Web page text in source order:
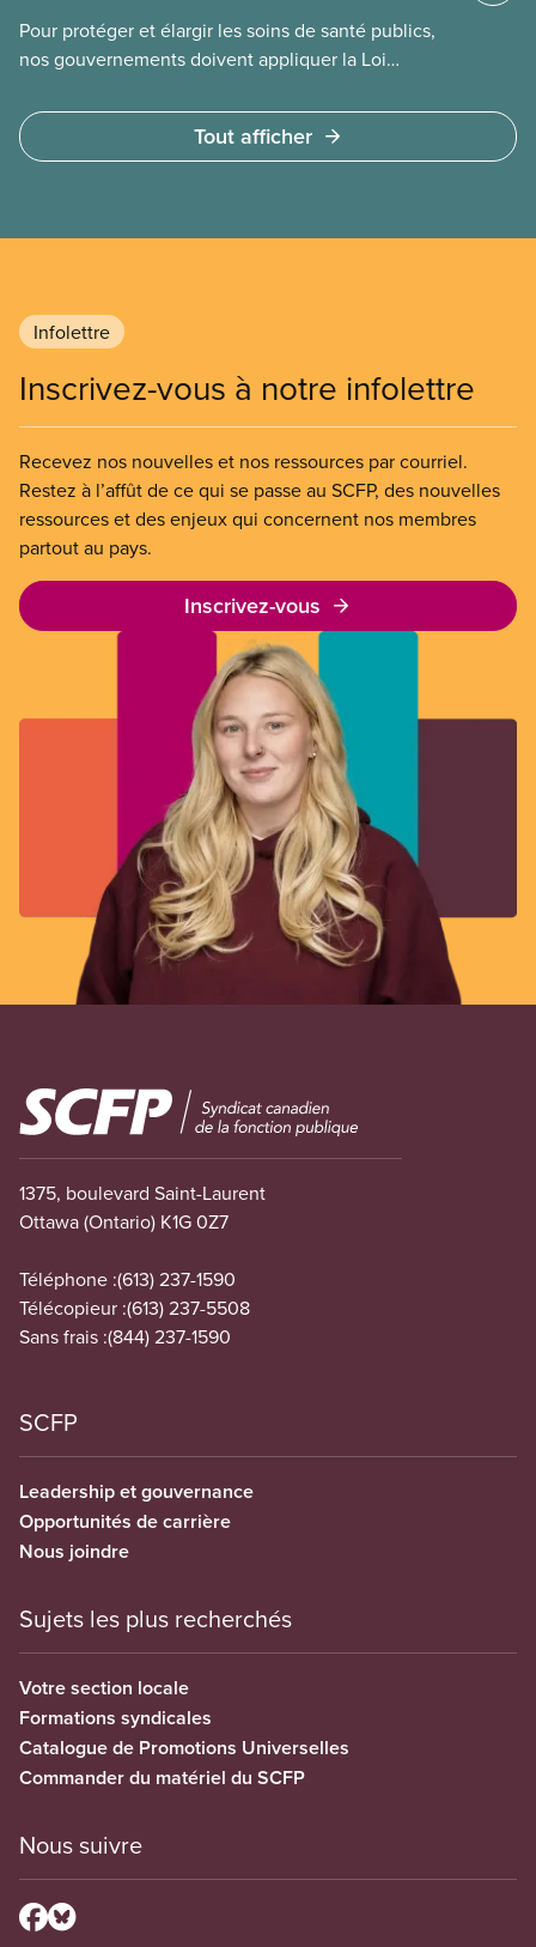
Pour protéger et élargir les soins de santé publics,
nos gouvernements doivent appliquer la Loi
à des services privés à but lucratif. L’accès aux
soins doit dépendre des besoins médicaux, pas de
Tout afficher
Infolettre
Inscrivez-vous à notre infolettre
Recevez nos nouvelles et nos ressources par courriel.
Restez à l’affût de ce qui se passe au SCFP, des nouvelles
ressources et des enjeux qui concernent nos membres
partout au pays.
Inscrivez-vous
Image
1375, boulevard Saint-Laurent
Ottawa (Ontario) K1G 0Z7
Téléphone :(613) 237-1590
Télécopieur :(613) 237-5508
Sans frais :(844) 237-1590
SCFP
Leadership et gouvernance
Opportunités de carrière
Nous joindre
Sujets les plus recherchés
Votre section locale
Formations syndicales
Catalogue de Promotions Universelles
Commander du matériel du SCFP
Nous suivre